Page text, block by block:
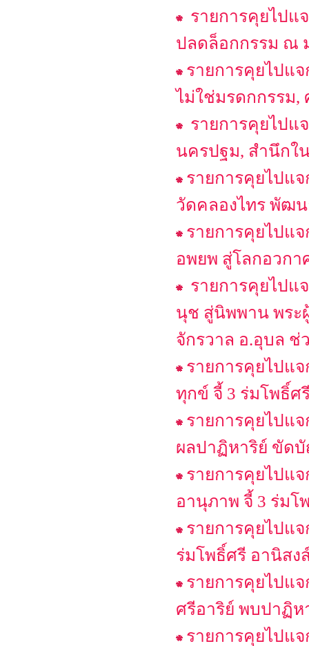
รายการคุยไปแ
ปลดล็อกกรรม ณ
รายการคุยไปแจ
ไม่ใช่มรดกกรรม,
รายการคุยไปแ
นครปฐม, สำนึกใ
รายการคุยไปแ
วัดคลองไทร พัฒ
รายการคุยไปแ
อพยพ สู่โลกอวกา
รายการคุยไปแ
นุช สู่นิพพาน พระ
จักรวาล อ.อุบล ช่
รายการคุยไปแ
ทุกข์ จี้ 3 ร่มโพธิ์ศ
รายการคุยไปแ
ผลปาฏิหาริย์ ขัด
รายการคุยไปแ
อานุภาพ จี้ 3 ร่มโ
รายการคุยไปแ
ร่มโพธิ์ศรี อานิส
รายการคุยไปแ
ศรีอาริย์ พบปาฏิห
รายการคุยไปแ